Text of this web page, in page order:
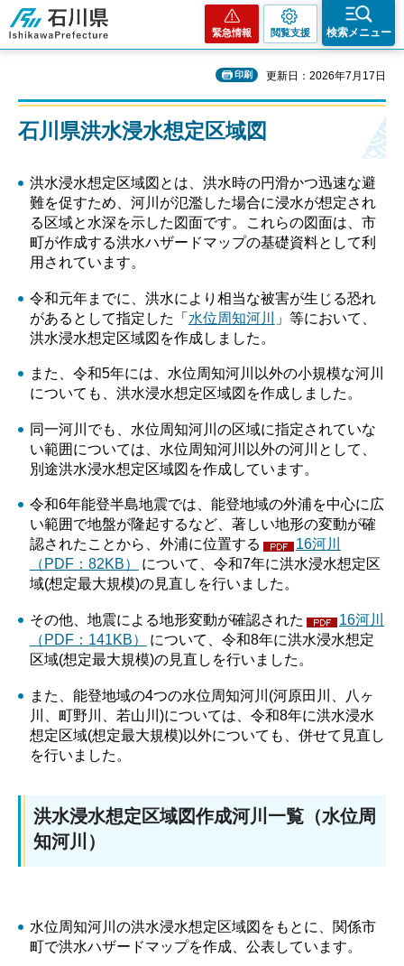
石川県
緊急情報 閲覧支援 検索メニュー
印刷 更新日：2026年7月17日
石川県洪水浸水想定区域図
洪水浸水想定区域図とは、洪水時の円滑かつ迅速な避
難を促すため、河川が氾濫した場合に浸水が想定され
る区域と水深を示した図面です。これらの図面は、市
町が作成する洪水ハザードマップの基礎資料として利
用されています。
令和元年までに、洪水により相当な被害が生じる恐れ
があるとして指定した「 水位周知河川
」等において、
洪水浸水想定区域図を作成しました。
また、令和5年には、水位周知河川以外の小規模な河川
についても、洪水浸水想定区域図を作成しました。
同一河川でも、水位周知河川の区域に指定されていな
い範囲については、水位周知河川以外の河川として、
別途洪水浸水想定区域図を作成しています。
令和6年能登半島地震では、能登地域の外浦を中心に広
い範囲で地盤が隆起するなど、著しい地形の変動が確
認されたことから、外浦に位置する
16河川
（PDF：82KB）
について、令和7年に洪水浸水想定区
域(想定最大規模)の見直しを行いました。
その他、地震による地形変動が確認された
16河川
（PDF：141KB）
について、令和8年に洪水浸水想定
区域(想定最大規模)の見直しを行いました。
また、能登地域の4つの水位周知河川(河原田川、八ヶ
川、町野川、若山川)については、令和8年に洪水浸水
想定区域(想定最大規模)以外についても、併せて見直し
を行いました。
洪水浸水想定区域図作成河川一覧（水位周
知河川）
水位周知河川の洪水浸水想定区域図をもとに、関係市
町で洪水ハザードマップを作成、公表しています。